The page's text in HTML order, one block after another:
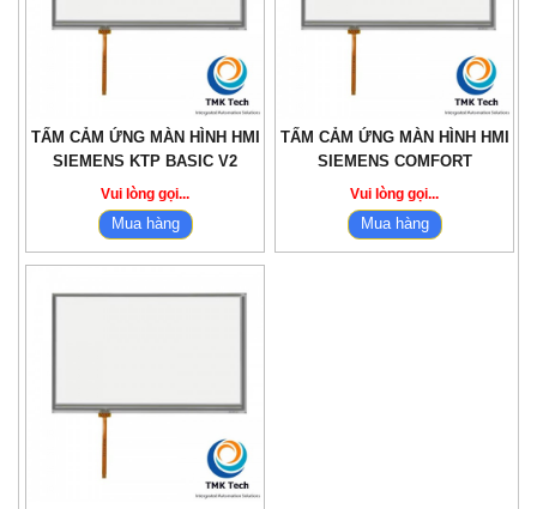
TẤM CẢM ỨNG MÀN HÌNH HMI
SIEMENS KTP BASIC V2
Vui lòng gọi...
Mua hàng
TẤM CẢM ỨNG MÀN HÌNH HMI
SIEMENS COMFORT
Vui lòng gọi...
Mua hàng